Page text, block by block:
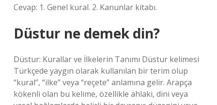
Cevap: 1. Genel kural. 2. Kanunlar kitabı.
Düstur ne demek din?
Düstur: Kurallar ve İlkelerin Tanımı Düstur kelimesi
Türkçede yaygın olarak kullanılan bir terim olup
“kural”, “ilke” veya “reçete” anlamına gelir. Arapça
kökenli olan bu kelime, özellikle ahlaki, dini veya